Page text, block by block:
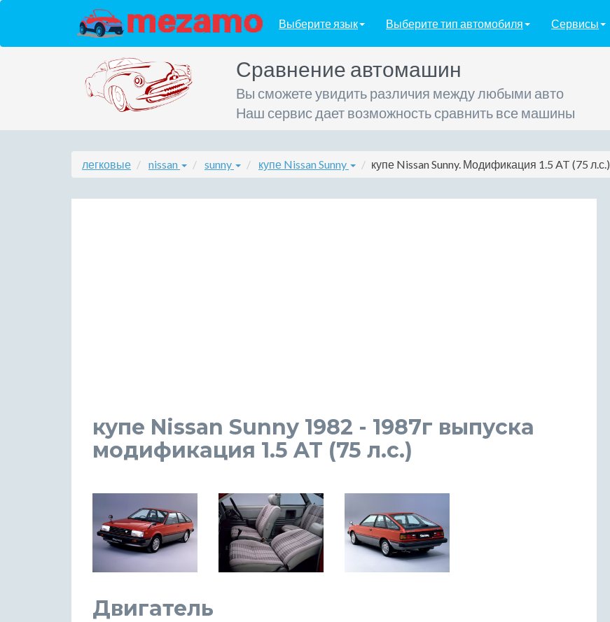
Выберите язык Выберите тип автомобиля Сервисы
Сравнение автомашин
Вы сможете увидить различия между любыми авто
Наш сервис дает возможность сравнить все машины
легковые nissan sunny купе Nissan Sunny купе Nissan Sunny. Модификация 1.5 AT (75 л.с.)
купе Nissan Sunny 1982 - 1987г выпуска
модификация 1.5 AT (75 л.с.)
Двигатель